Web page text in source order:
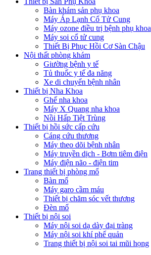
Bàn khám sản phụ khoa
Máy Áp Lạnh Cổ Tử Cung
Máy ozone điều trị bệnh phụ khoa
Máy soi cổ tử cung
Thiết Bị Phục Hồi Cơ Sàn Chậu
Nội thất phòng khám
Giường bệnh y tế
Tủ thuốc y tế đa năng
Xe di chuyển bệnh nhân
Thiết bị Nha Khoa
Ghế nha khoa
Máy X Quang nha khoa
Nồi Hấp Tiệt Trùng
Thiết bị hồi sức cấp cứu
Cáng cứu thương
Máy theo dõi bệnh nhân
Máy truyền dịch - Bơm tiêm điện
Máy điện não - điện tim
Trang thiết bị phòng mổ
Bàn mổ
Máy garo cầm máu
Thiết bị chăm sóc vết thương
Đèn mổ
Thiết bị nội soi
Máy nội soi dạ dày đại tràng
Máy nội soi khí phế quản
Trang thiết bị nội soi tai mũi họng